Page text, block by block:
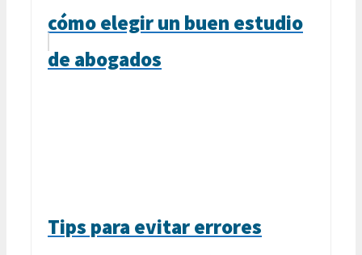
cómo elegir un buen estudio
de abogados
Tips para evitar errores